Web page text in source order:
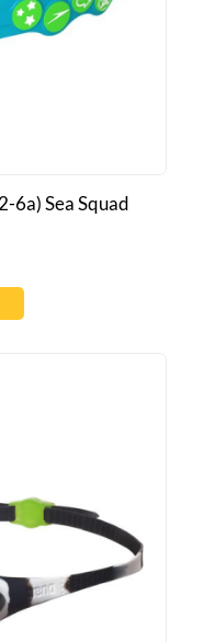
6a) Sea Squad